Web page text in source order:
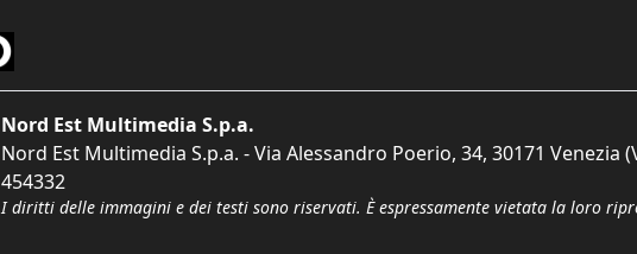
Nord Est Multimedia S.p.a.
Nord Est Multimedia S.p.a. - Via Alessandro Poerio, 34, 30171 Venezia
454332
I diritti delle immagini e dei testi sono riservati. È espressamente vietata la loro